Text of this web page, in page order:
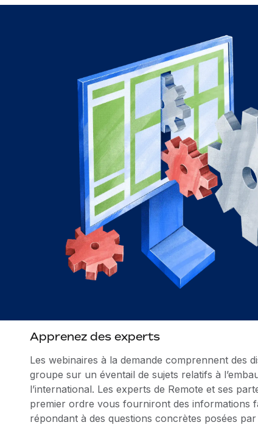
Apprenez des experts
Les webinaires à la demande comprennent des
groupe sur un éventail de sujets relatifs à
l’international. Les experts de Remote et ses
premier ordre vous fourniront des informations
répondant à des questions concrètes posées